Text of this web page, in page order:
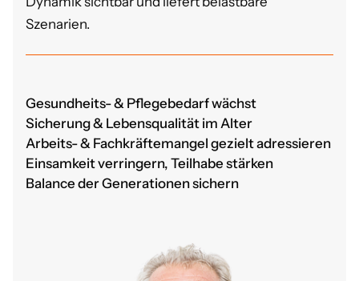
Szenarien.
Gesundheits- & Pflegebedarf wächst
Sicherung & Lebensqualität im Alter
Arbeits- & Fachkräftemangel gezielt adressieren
Einsamkeit verringern, Teilhabe stärken
Balance der Generationen sichern